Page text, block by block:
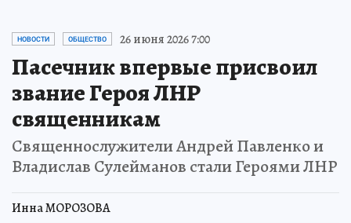
НОВОСТИ ОБЩЕСТВО 26 июня 2026 7:00
Пасечник впервые присвоил
звание Героя ЛНР
священникам
Священнослужители Андрей Павленко и
Владислав Сулейманов стали Героями ЛНР
Инна МОРОЗОВА